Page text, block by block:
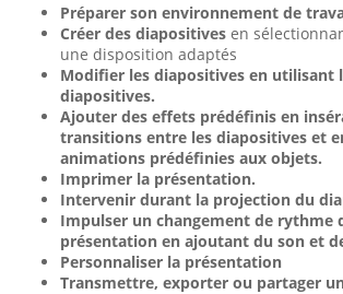
Préparer son environnement de
Créer des diapositives en
une disposition adaptés
Modifier les diapositives en utilisant
diapositives.
Ajouter des effets prédéfinis en
transitions entre les diapositives et
animations prédéfinies aux objets.
Imprimer la présentation.
Intervenir durant la projection du
Impulser un changement de rythme
présentation en ajoutant du son et
Personnaliser la présentation
Transmettre, exporter ou partager